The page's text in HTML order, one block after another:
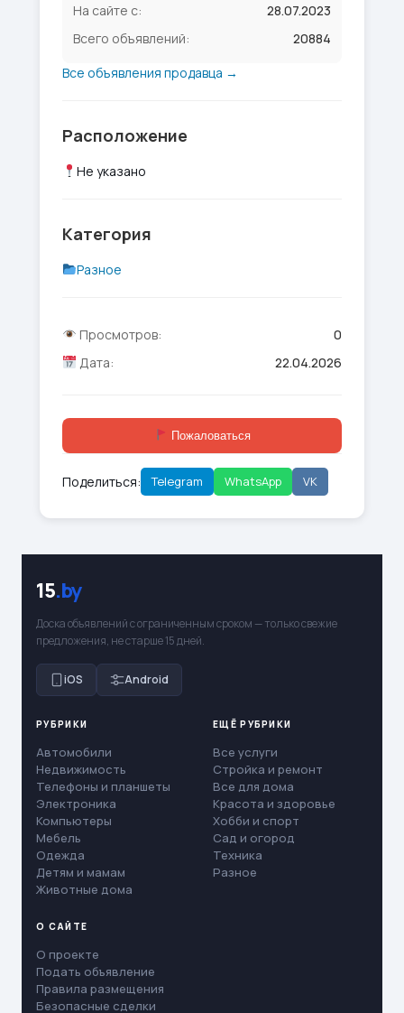
На сайте с:
28.07.2023
Всего объявлений:
20884
Все объявления продавца →
Расположение
Не указано
Категория
Разное
Просмотров:
0
Дата:
22.04.2026
Пожаловаться
Поделиться: Telegram WhatsApp VK
15.by
Доска объявлений с ограниченным сроком — только свежие
предложения, не старше 15 дней.
iOS Android
РУБРИКИ
Автомобили
Недвижимость
Телефоны и планшеты
Электроника
Компьютеры
Мебель
Одежда
Детям и мамам
Животные дома
ЕЩЁ РУБРИКИ
Все услуги
Стройка и ремонт
Все для дома
Красота и здоровье
Хобби и спорт
Сад и огород
Техника
Разное
О САЙТЕ
О проекте
Подать объявление
Правила размещения
Безопасные сделки